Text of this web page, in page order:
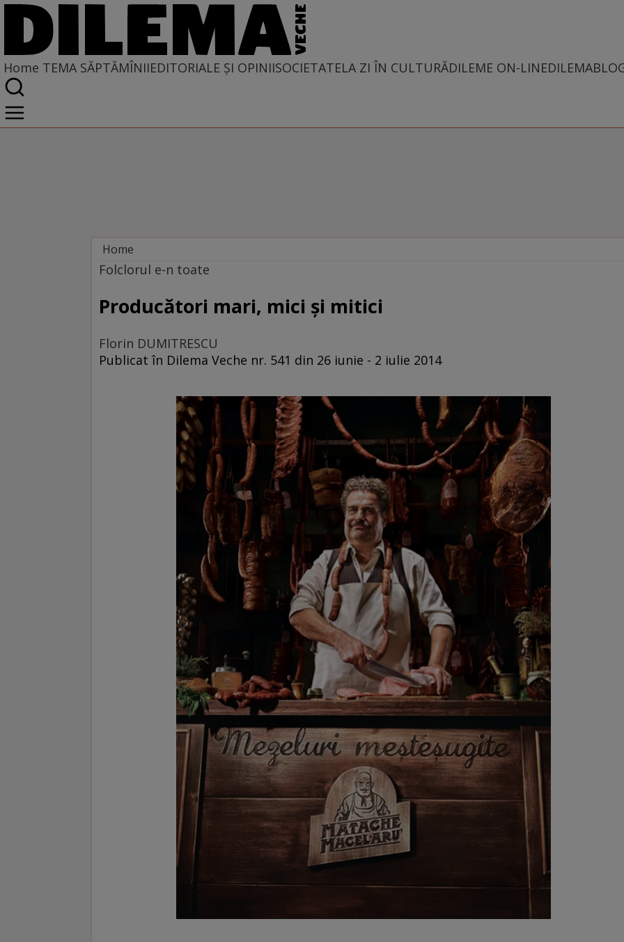
Home TEMA SĂPTĂMÎNIIEDITORIALE ȘI OPINIISOCIETATELA ZI ÎN CULTURĂDILEME ON-LINE
Home
Tema săptămînii
Folclorul e-n toate
Producători mari, mici şi mitici
Florin DUMITRESCU
Publicat în Dilema Veche nr. 541 din 26 iunie - 2 iulie 2014